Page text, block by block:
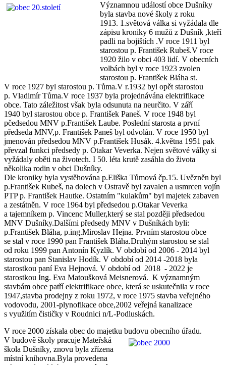
Významnou událostí obce Dušníky
byla stavba nové školy z roku
1913. 1.světová válka si vyžádala dle
zápisu kroniky 6 mužů z Dušník ,kteří
padli na bojištích .V roce 1911 byl
starostou p. František Rubeš.V roce
1920 žilo v obci 403 lidí. V obecních
volbách byl v roce 1923 zvolen
starostou p. František Bláha st.
V roce 1927 byl starostou p. Tůma.V r.1932 byl opět starostou
p. Vladimír Tůma.V roce 1937 byla projednávána elektrifikace
obce. Tato záležitost však byla odsunuta na neurčito. V září
1940 byl starostou obce p. František Paneš. V roce 1948 byl
pčedsedou MNV p.František Laube. Poslední starosta a první
předseda MNV,p. František Paneš byl odvolán. V roce 1950 byl
jmenován předsedou MNV p.František Husák. 4.května 1951 pak
převzal funkci předsedy p. Otakar Veverka. Nejen světové války si
vyžádaly oběti na životech. I 50. léta krutě zasáhla do života
několika rodin v obci Dušníky.
Dle kroniky byla vystěhována p.Eliška Tůmová čp.15. Uvězněn byl
p.František Rubeš, na dolech v Ostravě byl zavalen a usmrcen vojín
PTP p. František Hautke. Ostatním "kulakům" byl majetek zabaven
a zestátněn. V roce 1964 byl předsedou p.Otakar Veverka
a tajemníkem p. Vincenc Muller,který se stal později předsedou
MNV Dušníky.Dalšími předsedy MNV v Dušníkách byli:
p.František Bláha, p.ing.Miroslav Hejna. Prvním starostou obce
se stal v roce 1990 pan František Bláha.Druhým starostou se stal
od roku 1999 pan Antonín Kyzlík. V období od 2006 - 2014 byl
starostou pan Stanislav Hodík. V období od 2014 -2018 byla
starostkou paní Eva Hejnová. V období od 2018 - 2022 je
starostkou Ing. Eva Matoušková Meisnerová. K významným
stavbám obce patří elektrifikace obce, která se uskutečnila v roce
1947,stavba prodejny z roku 1972, v roce 1975 stavba veřejného
vodovodu, 2001-plynofikace obce,2002 veřejná kanalizace
s využitím čističky v Roudnici n/L-Podluskách.
V roce 2000 získala obec do majetku budovu obecního úřadu.
V budově školy pracuje Mateřská
škola Dušníky, znovu byla zřízena
místní knihovna.Byla provedena